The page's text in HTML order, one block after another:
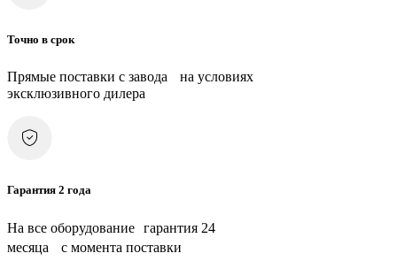
Точно в срок
Прямые поставки с завода на условиях
эксклюзивного дилера
Гарантия 2 года
На все оборудование гарантия 24
месяца с момента поставки